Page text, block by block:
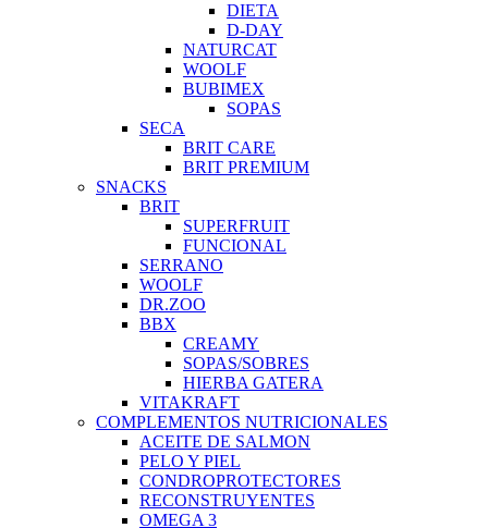
DIETA
D-DAY
NATURCAT
WOOLF
BUBIMEX
SOPAS
SECA
BRIT CARE
BRIT PREMIUM
SNACKS
BRIT
SUPERFRUIT
FUNCIONAL
SERRANO
WOOLF
DR.ZOO
BBX
CREAMY
SOPAS/SOBRES
HIERBA GATERA
VITAKRAFT
COMPLEMENTOS NUTRICIONALES
ACEITE DE SALMON
PELO Y PIEL
CONDROPROTECTORES
RECONSTRUYENTES
OMEGA 3